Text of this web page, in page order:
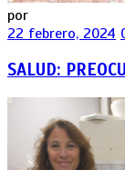
por
22 febrero, 2024
SALUD: